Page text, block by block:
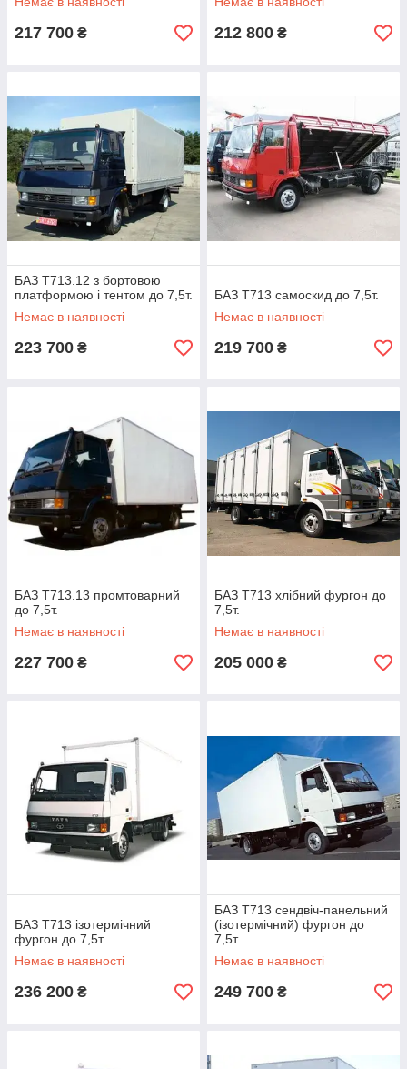
217 700 ₴ 212 800 ₴
БАЗ Т713.12 з бортовою
платформою і тентом до 7,5т.
Немає в наявності
223 700 ₴
БАЗ Т713 самоскид до 7,5т.
Немає в наявності
219 700 ₴
БАЗ Т713.13 промтоварний
до 7,5т.
Немає в наявності
227 700 ₴
БАЗ Т713 хлібний фургон до
7,5т.
Немає в наявності
205 000 ₴
БАЗ Т713 ізотермічний
фургон до 7,5т.
Немає в наявності
236 200 ₴
БАЗ Т713 сендвіч-панельний
(ізотермічний) фургон до
7,5т.
Немає в наявності
249 700 ₴